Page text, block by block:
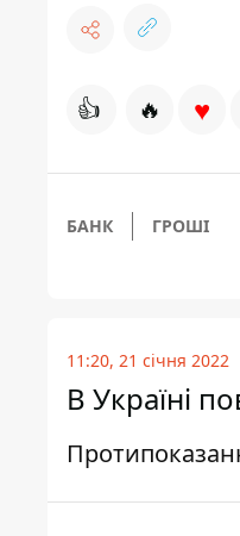
👍 🔥 ♥
БАНК ГРОШІ
11:20, 21 січня 2022
В Україні